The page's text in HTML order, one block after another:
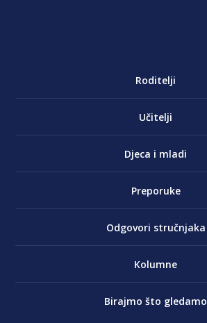
Roditelji
Učitelji
Djeca i mladi
Preporuke
Odgovori stručnjaka
Kolumne
Birajmo što gledamo